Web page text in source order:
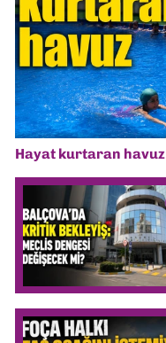
Hayat kurtaran havuz